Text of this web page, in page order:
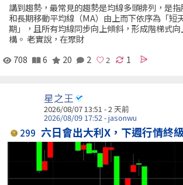
講到趨勢，最常見的趨勢是均線多頭排列，是
和長期移動平均線（MA）由上而下依序為「短
期」，且所有均線同步向上傾斜，形成階梯式
構。 老實說，在聚財
708
6 20 2 1
星之王
2026/08/07 13:51 - 2 天前
2026/08/09 17:52 - jasonwu
299 六日會出大利X，下週行情終